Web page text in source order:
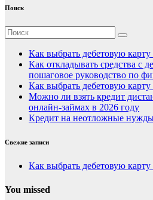
Поиск
Как выбрать дебетовую карту
Как откладывать средства с
пошаговое руководство по
Как выбрать дебетовую
Можно ли взять кредит
онлайн-займах в 2026 году
Кредит на неотложные
Свежие записи
Как выбрать дебетовую карту
You missed